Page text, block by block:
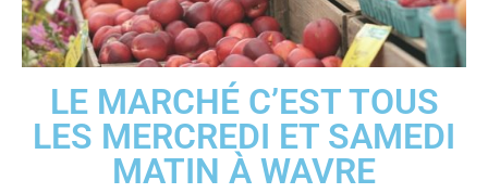
LE MARCHÉ C’EST TOUS
LES MERCREDI ET SAMEDI
MATIN À WAVRE